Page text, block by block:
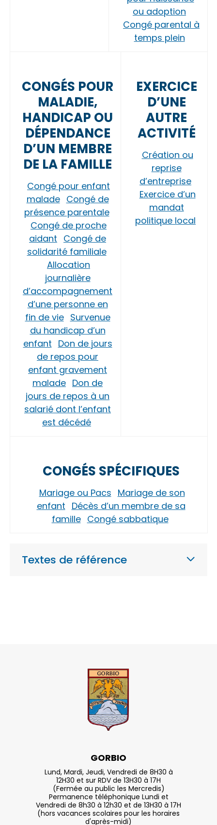
ou adoption
Congé parental à
temps plein
CONGÉS POUR
MALADIE,
HANDICAP OU
DÉPENDANCE
D’UN MEMBRE
DE LA FAMILLE
Congé pour enfant
malade Congé de
présence parentale
Congé de proche
aidant Congé de
solidarité familiale
Allocation
journalière
d’accompagnement
d’une personne en
fin de vie Survenue
du handicap d’un
enfant Don de jours
de repos pour
enfant gravement
malade Don de
jours de repos à un
salarié dont l’enfant
est décédé
EXERCICE
D’UNE
AUTRE
ACTIVITÉ
Création ou
reprise
d’entreprise
Exercice d’un
mandat
politique local
CONGÉS SPÉCIFIQUES
Mariage ou Pacs Mariage de son
enfant Décès d’un membre de sa
famille Congé sabbatique
Textes de référence
GORBIO
Lund, Mardi, Jeudi, Vendredi de 8H30 à
12H30 et sur RDV de 13H30 à 17H
(Fermée au public les Mercredis)
Permanence téléphonique Lundi et
Vendredi de 8h30 à 12h30 et de 13H30 à 17H
(hors vacances scolaires pour les horaires
d'après-midi)